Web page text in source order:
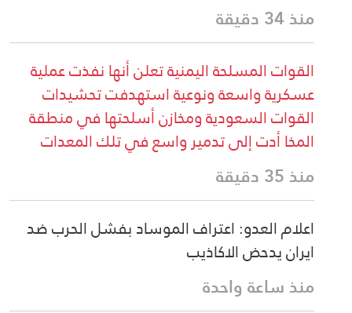
منذ 34 دقيقة
القوات المسلحة اليمنية تعلن أنها نفذت عملية
عسكرية واسعة ونوعية استهدفت تحشيدات
القوات السعودية ومخازن أسلحتها في منطقة
المخا أدت إلى تدمير واسع في تلك المعدات
منذ 35 دقيقة
اعلام العدو: اعتراف الموساد بفشل الحرب ضد
ايران يدحض الاكاذيب
منذ ساعة واحدة